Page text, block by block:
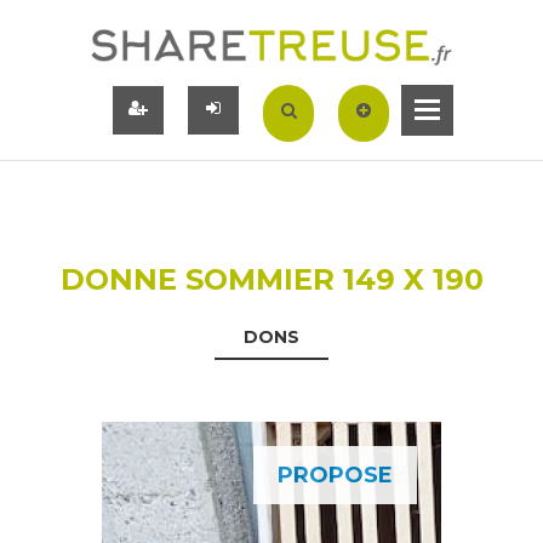
DONNE SOMMIER 149 X 190
DONS
PROPOSE